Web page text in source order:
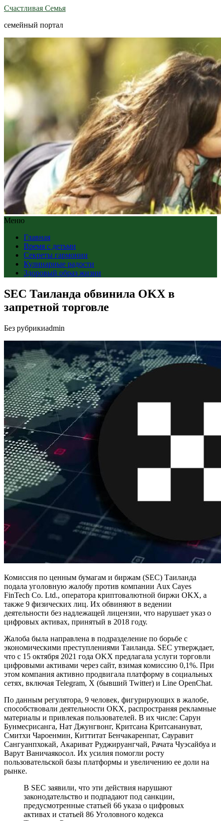
Счастливая Семья
семейный портал
Меню
Главная
Время с детьми
Секреты гармонии
Кулинарные радости
Здоровый образ жизни
SEC Таиланда обвинила OKX в
запретной торговле
Без рубрикиadmin
Комиссия по ценным бумагам и биржам (SEC) Таиланда
подала уголовную жалобу против компании Aux Cayes
FinTech Co. Ltd., оператора криптовалютной биржи OKX, а
также 9 физических лиц. Их обвиняют в ведении
деятельности без надлежащей лицензии, что нарушает указ о
цифровых активах, принятый в 2018 году.
Жалоба была направлена в подразделение по борьбе с
экономическими преступлениями Таиланда. SEC утверждает,
что с 15 октября 2021 года OKX предлагала услуги торговли
цифровыми активами через сайт, взимая комиссию 0,1%. При
этом компания активно продвигала платформу в социальных
сетях, включая Telegram, X (бывший Twitter) и Line OpenChat.
По данным регулятора, 9 человек, фигурирующих в жалобе,
способствовали деятельности OKX, распространяя рекламные
материалы и привлекая пользователей. В их числе: Сарун
Бунмесрисанга, Нат Джунгвонг, Критсана Критсанануват,
Смитхи Чароенмин, Киттитат Бенчакаренпат, Сауравит
Сангуанпхокай, Акариват Руджируангчай, Рачата Чуэсайбуа и
Варут Ваничаякосол. Их усилия помогли росту
пользовательской базы платформы и увеличению ее доли на
рынке.
В SEC заявили, что эти действия нарушают
законодательство и подпадают под санкции,
предусмотренные статьей 66 указа о цифровых
активах и статьей 86 Уголовного кодекса